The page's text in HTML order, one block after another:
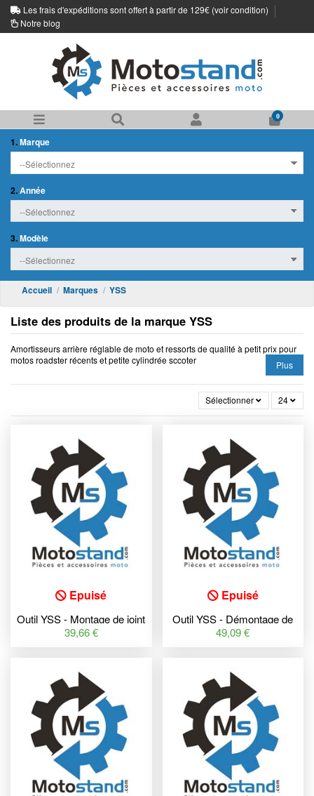
Les frais d'expéditions sont offert à partir de 129€ (voir condition)
Notre blog
0
1.Marque
2.Année
3.Modèle
Accueil Marques YSS
Liste des produits de la marque YSS
Amortisseurs arrière réglable de moto et ressorts de qualité à petit prix pour
motos roadster récents et petite cylindrée sccoter
Plus
Sélectionner 24
Epuisé
Outil YSS - Montage de joint
d'étanchéité
39,66 €
Epuisé
Outil YSS - Démontage de
bouchon de fourche
49,09 €